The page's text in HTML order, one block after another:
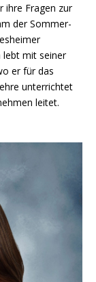
ihre Fragen zur
der Sommer-
lebt mit seiner
er für das
unterrichtet
leitet.